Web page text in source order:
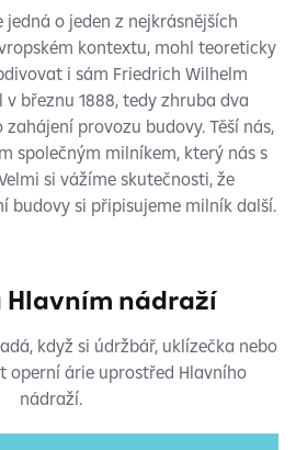
jedná o jeden z nejkrásnějších
kontextu, mohl teoreticky
i sám Friedrich Wilhelm
březnu 1888, tedy zhruba dva
provozu budovy. Těší nás,
společným milníkem, který nás s
si vážíme skutečnosti, že
budovy si připisujeme milník další.
Hlavním nádraží
když si údržbář, uklízečka nebo
operní árie uprostřed Hlavního
nádraží.